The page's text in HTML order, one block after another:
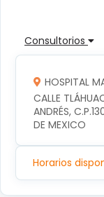
Consultorios
HOSPITAL
CALLE
ANDRÉS,
DE MEXICO
Horarios